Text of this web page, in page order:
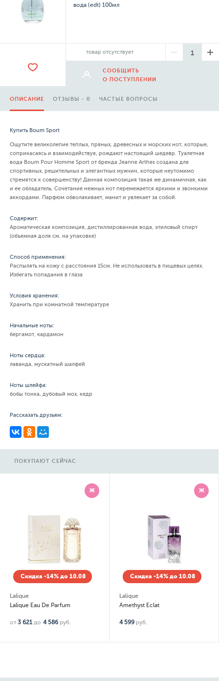
вода (edt) 100мл
товар отсутствует
СООБЩИТЬ
О ПОСТУПЛЕНИИ
ОПИСАНИЕ ОТЗЫВЫ - 0 ЧАСТЫЕ ВОПРОСЫ
Купить Boum Sport
Ощутите великолепие теплых, пряных, древесных и морских нот, которые,
соприкасаясь и взаимодействуя, рождают настоящий шедевр. Туалетная
вода Boum Pour Homme Sport от бренда Jeanne Arthes создана для
спортивных, решительных и элегантных мужчин, которые неутомимо
стремятся к совершенству! Данная композиция такая же динамичная, как
и ее обладатель. Сочетание нежных нот перемежается яркими и звонкими
аккордами. Парфюм обволакивает, манит и увлекает за собой.
Содержит:
Ароматическая композиция, дистиллированная вода, этиловый спирт
(объемная доля см. на упаковке)
Способ применения:
Распылять на кожу с расстояния 15см. Не использовать в пищевых целях.
Избегать попадания в глаза
Условия хранения:
Хранить при комнатной температуре
Начальные ноты:
бергамот, кардамон
Ноты сердца:
лаванда, мускатный шалфей
Ноты шлейфа:
бобы тонка, дубовый мох, кедр
Рассказать друзьям:
ПОКУПАЮТ СЕЙЧАС
Ж
Скидка -14% до 10.08
Lalique
Lalique Eau De Parfum
от3 621 до 4 586 руб.
Ж
Скидка -14% до 10.08
Lalique
Amethyst Eclat
4 599 руб.